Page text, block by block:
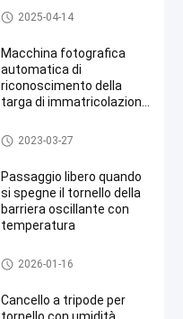
l'ingresso del parcheggio
Portone della barriera dell'asta
2025-04-14
Macchina fotografica
automatica di
riconoscimento della
targa di immatricolazione
parcheggio di
riconoscimento LPR di
Sistema di parcheggio di LPR
2023-03-27
Passaggio libero quando
si spegne il tornello della
barriera oscillante con
temperatura
Cancello girevole della barriera
dell'oscillazione
2026-01-16
Cancello a tripode per